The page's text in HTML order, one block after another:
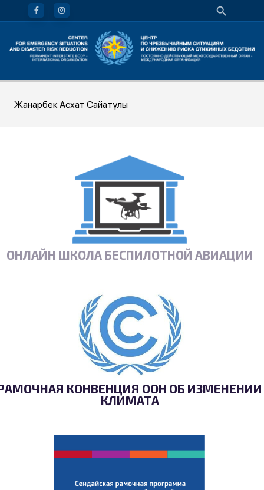
Жанарбек Асхат Сайатұлы
ОНЛАЙН ШКОЛА БЕСПИЛОТНОЙ АВИАЦИИ
КОНВЕНЦИЯ ООН ОБ ИЗМЕНЕНИИ
КЛИМАТА